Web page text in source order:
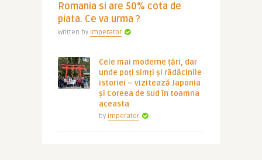
Romania si are 50% cota de
piata. Ce va urma ?
Written by Imperator
Cele mai moderne țări, dar
unde poți simți și rădăcinile
istoriei – vizitează Japonia
și Coreea de Sud în toamna
aceasta
by Imperator